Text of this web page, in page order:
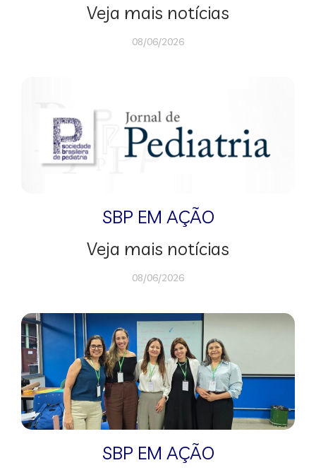
Veja mais notícias
08/06/2026
SBP EM AÇÃO
Veja mais notícias
08/06/2026
SBP EM AÇÃO